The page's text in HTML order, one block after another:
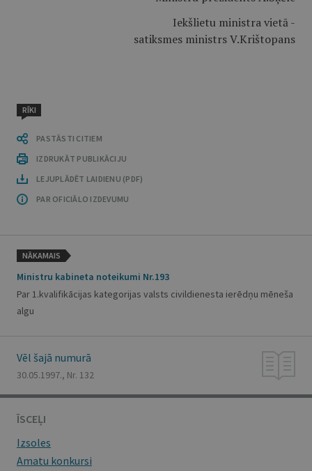
Iekšlietu ministra vietā -
satiksmes ministrs V.Krištopans
RĪKI
PASTĀSTI CITIEM
IZDRUKĀT PUBLIKĀCIJU
LEJUPLĀDĒT LAIDIENU (PDF)
PAR OFICIĀLO IZDEVUMU
NĀKAMAIS
Ministru kabineta noteikumi Nr.193
Par 1.kvalifikācijas kategorijas valsts civildienesta ierēdņu mēneša
algu
Vēl šajā numurā
30.05.1997., Nr. 132
ĪSCEĻI
Izsoles
Amatu konkursi